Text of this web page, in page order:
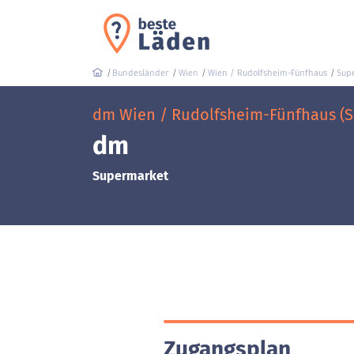
Bundesländer Wien Wien / Rudolfsheim-Fünfhaus
dm Wien / Rudolfsheim-Fünfhaus
dm
Supermarket